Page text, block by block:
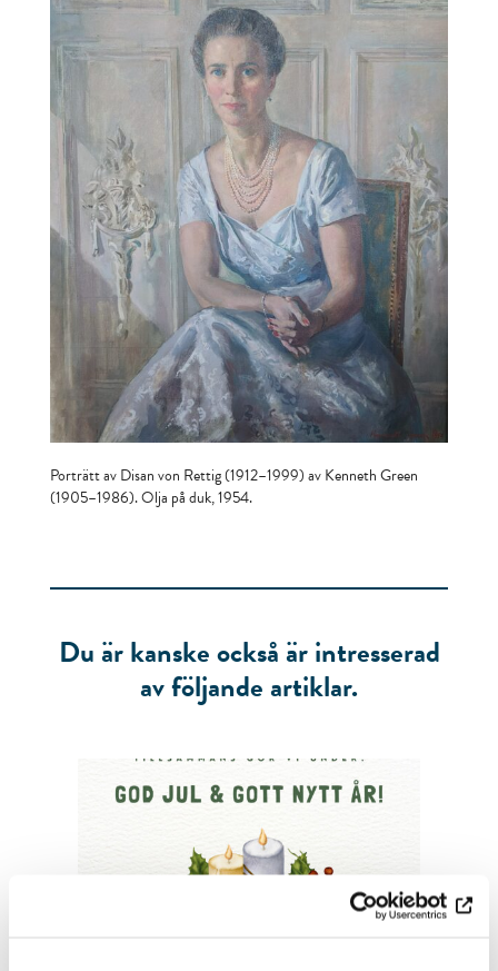
Porträtt av Disan von Rettig (1912–1999) av Kenneth Green
(1905–1986). Olja på duk, 1954.
Du är kanske också är intresserad
av följande artiklar.